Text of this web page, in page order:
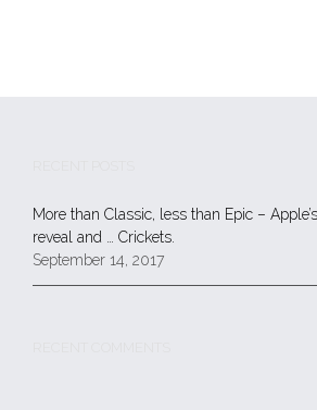
More than Classic, less than Epic –
reveal and … Crickets.
September 14, 2017